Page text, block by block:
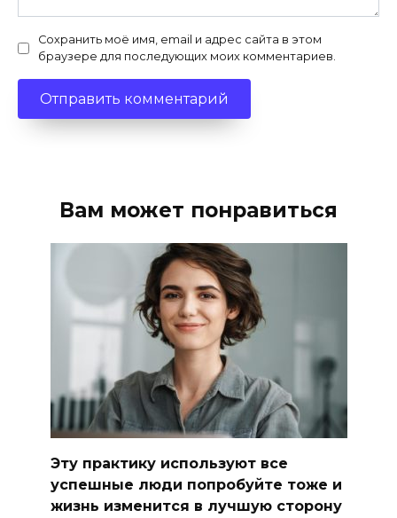
Сохранить моё имя, email и адрес сайта в этом
браузере для последующих моих комментариев.
Вам может понравиться
Эту практику используют все
успешные люди попробуйте тоже и
жизнь изменится в лучшую сторону